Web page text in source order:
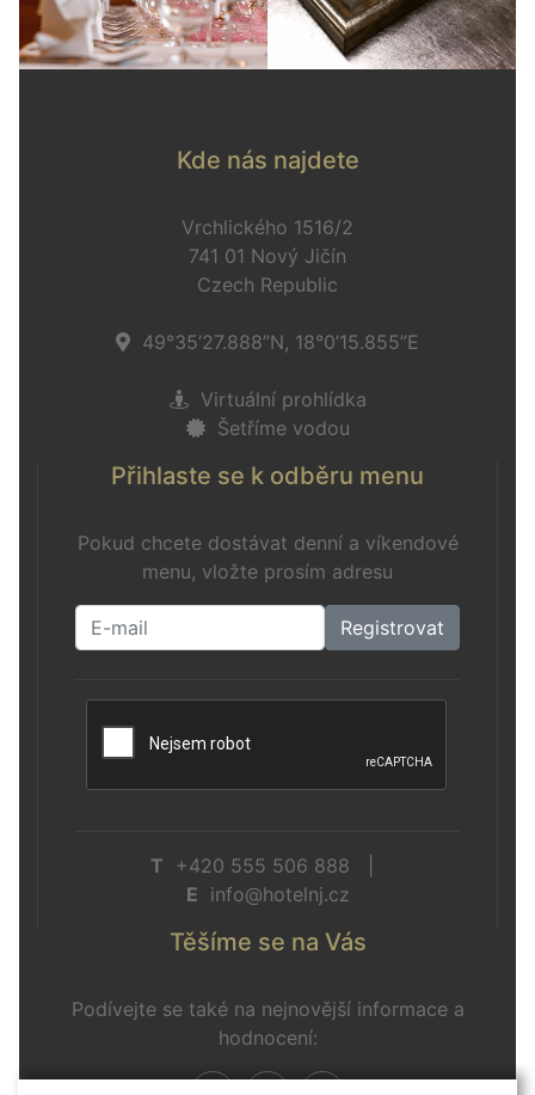
Kde nás najdete
Vrchlického 1516/2
741 01 Nový Jičín
Czech Republic
49°35’27.888”N, 18°0’15.855”E
Virtuální prohlídka
Šetříme vodou
Přihlaste se k odběru menu
Pokud chcete dostávat denní a víkendové
menu, vložte prosím adresu
Registrovat
T +420 555 506 888 |
E info@hotelnj.cz
Těšíme se na Vás
Podívejte se také na nejnovější informace a
hodnocení: